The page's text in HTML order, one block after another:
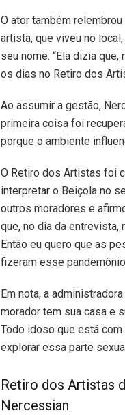
O ator também
artista, que viveu no
seu nome. “Ela dizia
os dias no Retiro dos
Ao assumir a gestão,
primeira coisa foi
porque o ambiente
O Retiro dos Artistas foi
interpretar o Beiçola no
outros moradores e
que, no dia da entrevista,
Então eu quero que as
fizeram esse
Em nota, a
morador tem sua casa e
Todo idoso que está
explorar essa parte
Retiro dos Artistas
Nercessian